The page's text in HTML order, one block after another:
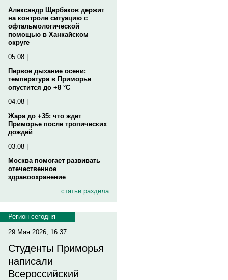
Александр Щербаков держит
на контроле ситуацию с
офтальмологической
помощью в Ханкайском
округе
05.08 |
Первое дыхание осени:
температура в Приморье
опустится до +8 °C
04.08 |
Жара до +35: что ждет
Приморье после тропических
дождей
03.08 |
Москва помогает развивать
отечественное
здравоохранение
статьи раздела
Регион сегодня
29 Мая 2026, 16:37
Студенты Приморья
написали
Всероссийский